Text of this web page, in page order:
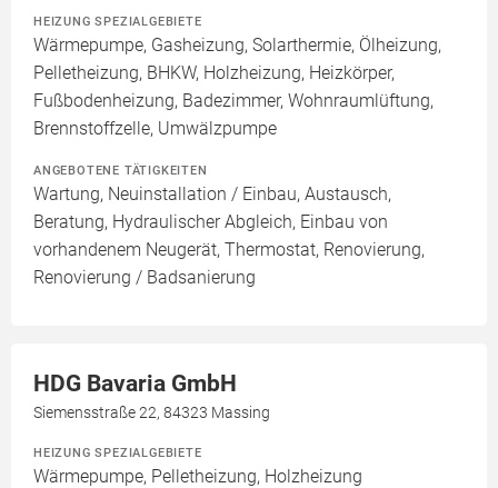
HEIZUNG SPEZIALGEBIETE
Wärmepumpe, Gasheizung, Solarthermie, Ölheizung,
Pelletheizung, BHKW, Holzheizung, Heizkörper,
Fußbodenheizung, Badezimmer, Wohnraumlüftung,
Brennstoffzelle, Umwälzpumpe
ANGEBOTENE TÄTIGKEITEN
Wartung, Neuinstallation / Einbau, Austausch,
Beratung, Hydraulischer Abgleich, Einbau von
vorhandenem Neugerät, Thermostat, Renovierung,
Renovierung / Badsanierung
HDG Bavaria GmbH
Siemensstraße 22, 84323 Massing
HEIZUNG SPEZIALGEBIETE
Wärmepumpe, Pelletheizung, Holzheizung